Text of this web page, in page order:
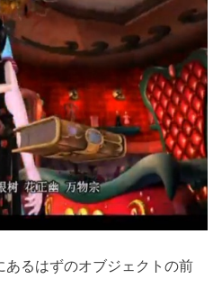
るはずのオブジェクトの前